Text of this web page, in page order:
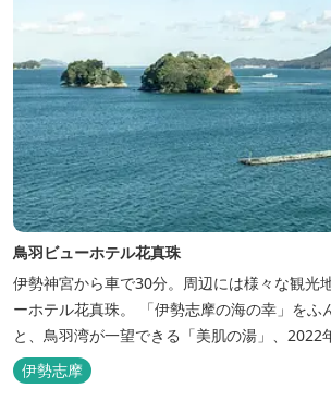
鳥羽ビューホテル花真珠
伊勢神宮から車で30分。周辺には様々な観光
ーホテル花真珠。 「伊勢志摩の海の幸」をふ
と、鳥羽湾が一望できる「美肌の湯」、2022
た客室で、五感から体と心を癒やします。 【お部屋】 近年リニュ
ーアルした過ごしやすいお部屋で、親子3世代
伊勢志摩